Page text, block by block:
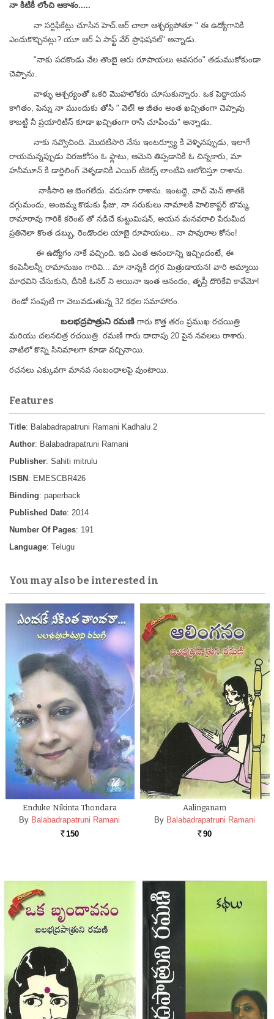
నా కిటికీ లోంచి ఆకాశం.....
నా సర్టిఫికేట్లు చూసిన హెచ్.ఆర్ చాలా ఆశ్చర్యపోతూ " ఈ ఉద్యోగానికి
ఎందుకొచ్చినట్లు? యూ ఆర్ ఏ సాఫ్ట్ వేర్ ప్రొఫెషనల్" అన్నాడు.
"నాకు పదకొండు వేల తొంబై ఆరు రూపాయలు అవసరం" తడుముకోకుండా
చెప్పాను.
వాళ్ళు ఆశ్చర్యంతో ఒకరి మొహలోకరు చూసుకున్నారు. ఒక పెద్దాయన
కాగితం, పెన్ను నా ముందుకు తోసి " వెల్! ఆ జీతం అంత ఖచ్చితంగా చెప్పావు
కాబట్టి నీ ప్రయారిటిస్ కూడా ఖచ్చితంగా రాసి చూపించు" అన్నాడు.
నాకు నవ్వొచింది. మొదటిసారి నేను ఇంటర్వ్యూ కి వెళ్ళినప్పుడు, ఇలాగే
రాయమన్నప్పుడు విరజకోసం ఓ ఫ్లాటు, ఆమెని తిప్పడానికి ఓ చిన్నకారు, మా
హనీమూన్ కి డార్జిలింగ్ వెళ్ళడానికి ఎయిర్ టికెట్స్ లాంటివి ఆలోచిస్తూ రాశాను.
నాకీసారి ఆ బెంగలేదు. వరుసగా రాశాను. ఇంటద్దె, వాచ్ మెన్ తాతకి
దగ్గుమందు, అంజమ్మ కొడుకు ఫీజు, నా సరుకులు నామాలకి హెలికాప్టర్ బొమ్మ,
రామారావు గారికి కరెంట్ తో నడిచే కుట్టుమిషన్, అయన మనవరాలి పేరుమీద
ప్రతినెలా కొంత డబ్బు, రెండొందల యాబై రూపాయలు.. నా పావురాల కోసం!
ఈ ఉద్యోగం నాకే వచ్చింది. ఇది ఎంత ఆనందాన్ని ఇచ్చిందంటే, ఈ
కంపెనీలన్నీ రామానుజం గారివి... మా నాన్నకి దగ్గర మిత్రుడాయన! వారి అమ్మాయి
మాధవిని చేసుకుని, దీనికి ఓనర్ ని అయినా ఇంత ఆనందం, తృప్తీ దొరికేవి కావేమో!
రెండో సంపుటి గా వెలువడుతున్న 32 కధల సమాహారం.
బలభద్రపాత్రుని రమణి గారు కొత్త తరం ప్రముఖ రచయిత్రి
మరియు చలనచిత్ర రచయిత్రి. రమణి గారు దాదాపు 20 పైన నవలలు రాశారు.
వాటిలో కొన్ని సినిమాలగా కూడా వచ్చినాయి.
రచనలు ఎక్కువగా మానవ సంబంధాలపై వుంటాయి.
Features
Title: Balabadrapatruni Ramani Kadhalu 2
Author: Balabadrapatruni Ramani
Publisher: Sahiti mitrulu
ISBN : EMESCBR426
Binding: paperback
Published Date: 2014
Number Of Pages: 191
Language: Telugu
You may also be interested in
Enduke Nikinta Thondara
By Balabadrapatruni Ramani
Rs. 150
Aalinganam
By Balabadrapatruni Ramani
Rs. 90